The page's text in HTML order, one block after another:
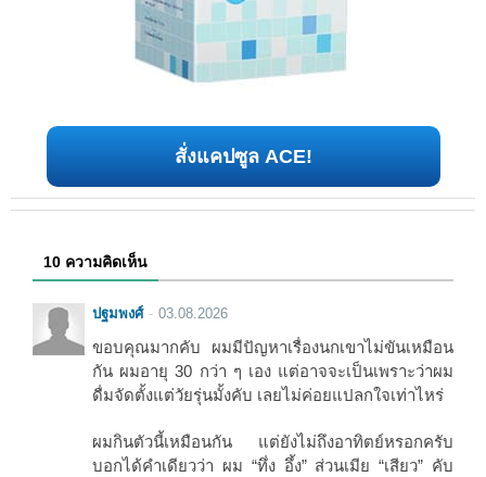
สั่งแคปซูล ACE!
10 ความคิดเห็น
ปฐมพงศ์ 03.08.2026
ขอบคุณมากคับ ผมมีปัญหาเรื่องนกเขาไม่ขันเหมือน
กัน ผมอายุ 30 กว่า ๆ เอง แต่อาจจะเป็นเพราะว่าผม
ดื่มจัดตั้งแต่วัยรุ่นมั้งคับ เลยไม่ค่อยแปลกใจเท่าไหร่
ผมกินตัวนี้เหมือนกัน แต่ยังไม่ถึงอาทิตย์หรอกครับ
บอกได้คำเดียวว่า ผม “ทึ่ง อึ้ง” ส่วนเมีย “เสียว” คับ